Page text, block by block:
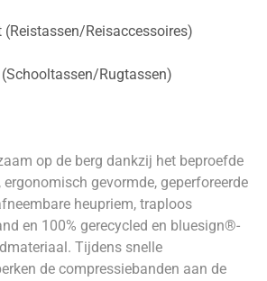
Reisaccessoires)
Rugtassen)
op de berg dankzij het beproefde
gevormde, geperforeerde
heupriem, traploos
en 100% gerecycled en bluesign®-
Tijdens snelle
de compressiebanden aan de